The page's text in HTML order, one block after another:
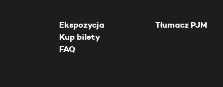
Ekspozycja
Kup bilety
FAQ
Tłumacz PJM